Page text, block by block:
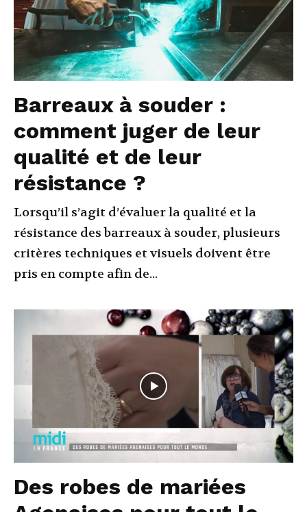
Barreaux à souder :
comment juger de leur
qualité et de leur
résistance ?
Lorsqu’il s’agit d’évaluer la qualité et la
résistance des barreaux à souder, plusieurs
critères techniques et visuels doivent être
pris en compte afin de...
Des robes de mariées